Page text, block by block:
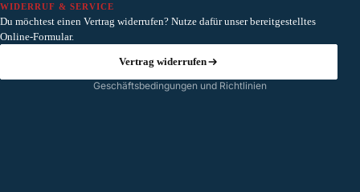
WIDERRUF & SERVICE
Du möchtest einen Vertrag widerrufen? Nutze dafür unser bereitgestelltes
Online-Formular.
Vertrag widerrufen
Geschäftsbedingungen und Richtlinien
Versand
Kontaktinformationen